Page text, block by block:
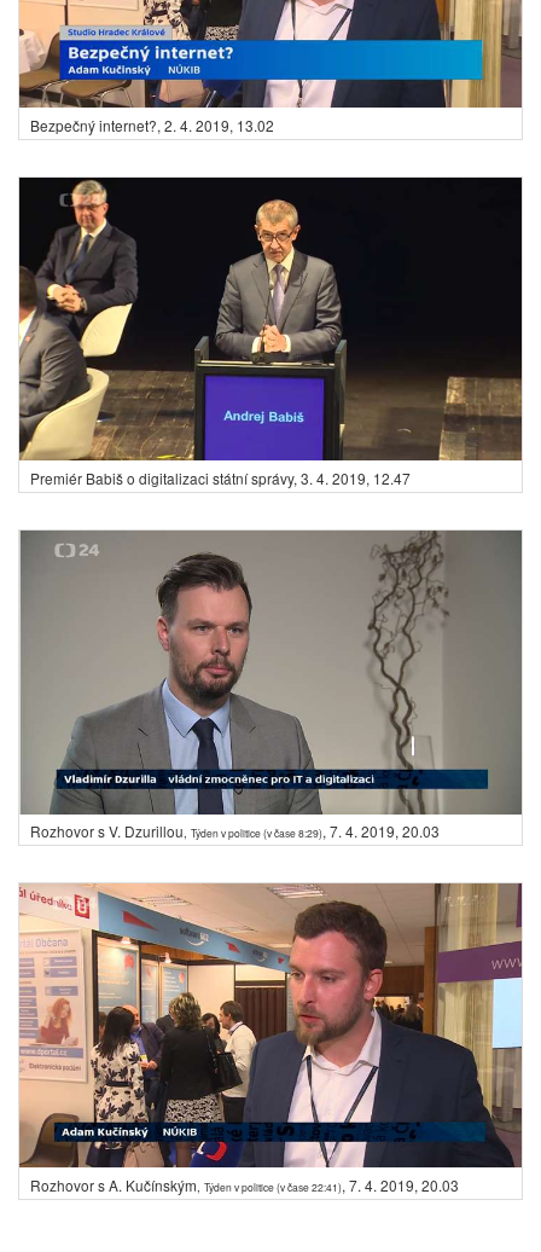
Bezpečný internet?, 2. 4. 2019, 13.02
Premiér Babiš o digitalizaci státní správy, 3. 4. 2019, 12.47
Rozhovor s V. Dzurillou, Týden v politice (v čase 8:29),7. 4. 2019, 20.03
Rozhovor s A. Kučínským Týden v politice (v čase 22:41), 7. 4. 2019, 20.03